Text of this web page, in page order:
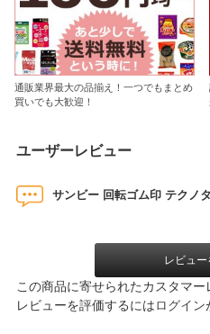
通販業界最大の品揃え！一つでもまとめ
買いでも大歓迎！
ユーザーレビュー
サンビー 回転ゴム印 テクノ
レビュー
この商品に寄せられたカスタマー
レビューを評価するにはログイン